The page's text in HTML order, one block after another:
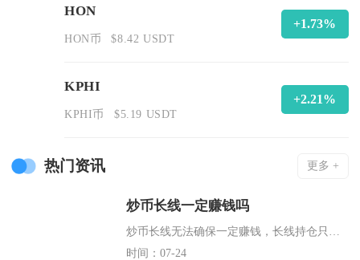
HON
HON币 $8.42 USDT
+1.73%
KPHI
KPHI币 $5.19 USDT
+2.21%
热门资讯 更多 +
炒币长线一定赚钱吗
时间：07-24